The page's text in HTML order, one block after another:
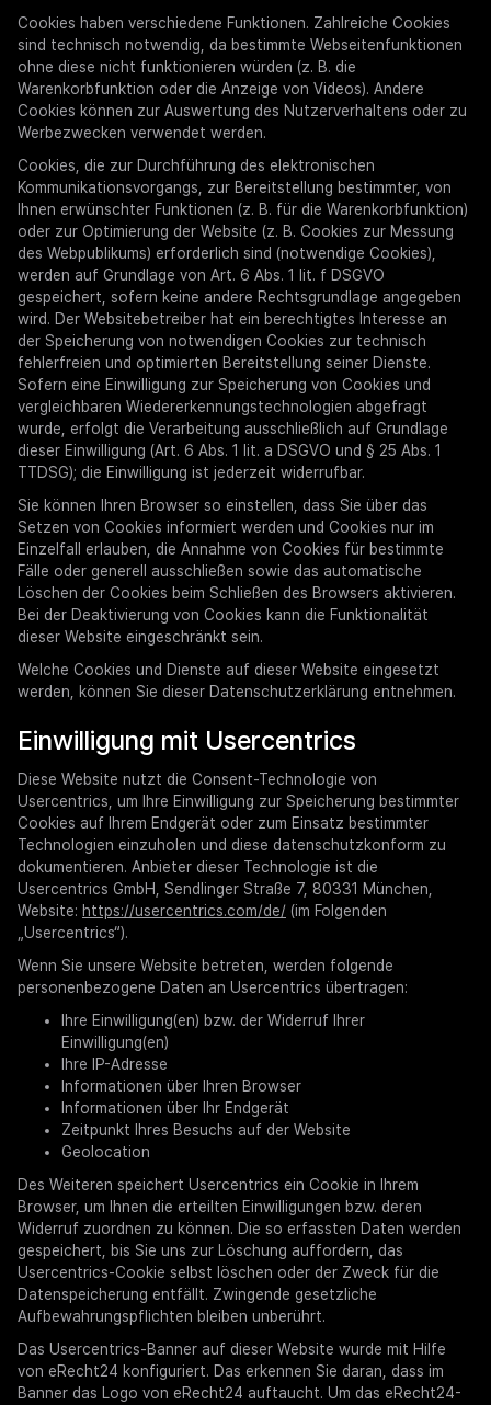
Cookies haben verschiedene Funktionen. Zahlreiche Cookies
sind technisch notwendig, da bestimmte Webseitenfunktionen
ohne diese nicht funktionieren würden (z. B. die
Warenkorbfunktion oder die Anzeige von Videos). Andere
Cookies können zur Auswertung des Nutzerverhaltens oder zu
Werbezwecken verwendet werden.
Cookies, die zur Durchführung des elektronischen
Kommunikationsvorgangs, zur Bereitstellung bestimmter, von
Ihnen erwünschter Funktionen (z. B. für die Warenkorbfunktion)
oder zur Optimierung der Website (z. B. Cookies zur Messung
des Webpublikums) erforderlich sind (notwendige Cookies),
werden auf Grundlage von Art. 6 Abs. 1 lit. f DSGVO
gespeichert, sofern keine andere Rechtsgrundlage angegeben
wird. Der Websitebetreiber hat ein berechtigtes Interesse an
der Speicherung von notwendigen Cookies zur technisch
fehlerfreien und optimierten Bereitstellung seiner Dienste.
Sofern eine Einwilligung zur Speicherung von Cookies und
vergleichbaren Wiedererkennungstechnologien abgefragt
wurde, erfolgt die Verarbeitung ausschließlich auf Grundlage
dieser Einwilligung (Art. 6 Abs. 1 lit. a DSGVO und § 25 Abs. 1
TTDSG); die Einwilligung ist jederzeit widerrufbar.
Sie können Ihren Browser so einstellen, dass Sie über das
Setzen von Cookies informiert werden und Cookies nur im
Einzelfall erlauben, die Annahme von Cookies für bestimmte
Fälle oder generell ausschließen sowie das automatische
Löschen der Cookies beim Schließen des Browsers aktivieren.
Bei der Deaktivierung von Cookies kann die Funktionalität
dieser Website eingeschränkt sein.
Welche Cookies und Dienste auf dieser Website eingesetzt
werden, können Sie dieser Datenschutzerklärung entnehmen.
Einwilligung mit Usercentrics
Diese Website nutzt die Consent-Technologie von
Usercentrics, um Ihre Einwilligung zur Speicherung bestimmter
Cookies auf Ihrem Endgerät oder zum Einsatz bestimmter
Technologien einzuholen und diese datenschutzkonform zu
dokumentieren. Anbieter dieser Technologie ist die
Usercentrics GmbH, Sendlinger Straße 7, 80331 München,
Website: https://usercentrics.com/de/ (im Folgenden
„Usercentrics“).
Wenn Sie unsere Website betreten, werden folgende
personenbezogene Daten an Usercentrics übertragen:
Ihre Einwilligung(en) bzw. der Widerruf Ihrer
Einwilligung(en)
Ihre IP-Adresse
Informationen über Ihren Browser
Informationen über Ihr Endgerät
Zeitpunkt Ihres Besuchs auf der Website
Geolocation
Des Weiteren speichert Usercentrics ein Cookie in Ihrem
Browser, um Ihnen die erteilten Einwilligungen bzw. deren
Widerruf zuordnen zu können. Die so erfassten Daten werden
gespeichert, bis Sie uns zur Löschung auffordern, das
Usercentrics-Cookie selbst löschen oder der Zweck für die
Datenspeicherung entfällt. Zwingende gesetzliche
Aufbewahrungspflichten bleiben unberührt.
Das Usercentrics-Banner auf dieser Website wurde mit Hilfe
von eRecht24 konfiguriert. Das erkennen Sie daran, dass im
Banner das Logo von eRecht24 auftaucht. Um das eRecht24-